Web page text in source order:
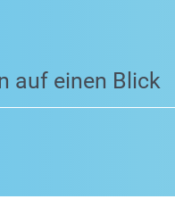
auf einen Blick